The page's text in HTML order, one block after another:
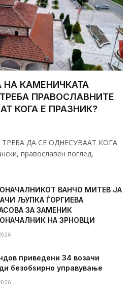
КАМЕНИЧКАТА
ПРАВОСЛАВНИТЕ
КОГА Е ПРАЗНИК?
ДА СЕ ОДНЕСУВААТ КОГА
православен поглед,
ВАНЧО МИТЕВ ЈА
ЉУПКА ЃОРГИЕВА
ЗА ЗАМЕНИК
НА ЗРНОВЦИ
приведени 34 возачи
безобѕирно управување